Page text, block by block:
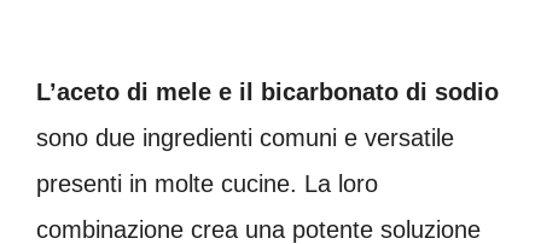
L’aceto di mele e il bicarbonato di sodio
sono due ingredienti comuni e versatile
presenti in molte cucine. La loro
combinazione crea una potente soluzione